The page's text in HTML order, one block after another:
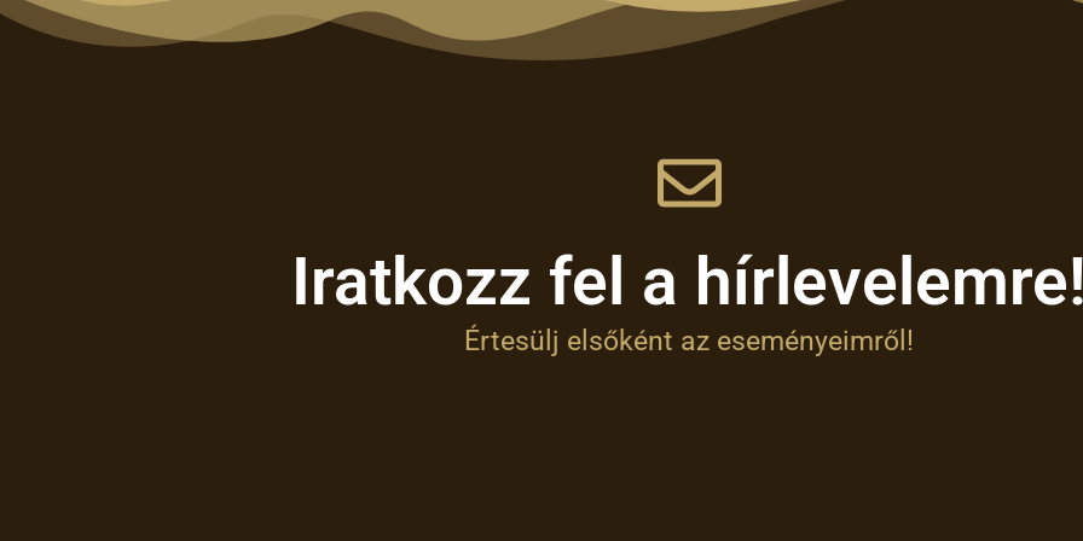
Iratkozz fel a
Értesülj elsőként az eseményeimről!